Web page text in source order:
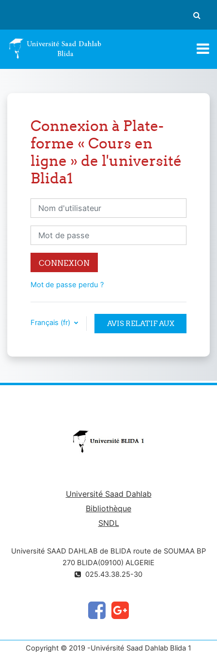
Connexion à Plate-
forme « Cours en
ligne » de l'université
Blida1
Nom d'utilisateur
Mot de passe
CONNEXION
Mot de passe perdu ?
Français ‎(fr)‎ AVIS RELATIF AUX
Université Saad Dahlab
Bibliothèque
SNDL
Université SAAD DAHLAB de BLIDA route de SOUMAA BP
270 BLIDA(09100) ALGERIE
025.43.38.25-30
Copyright © 2019 -Univérsité Saad Dahlab Blida 1